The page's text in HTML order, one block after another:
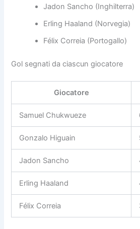
Jadon Sancho (Inghilterra)
Erling Haaland (Norvegia)
Félix Correia (Portogallo)
Gol segnati da ciascun giocatore
Giocatore
Samuel Chukwueze
Gonzalo Higuain
Jadon Sancho
Erling Haaland
Félix Correia